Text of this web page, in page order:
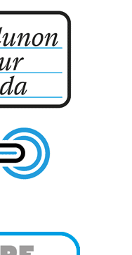
hirugarrenen cookie-
eta
teknologiaz
teknologia hori
diguzu.Gehiago